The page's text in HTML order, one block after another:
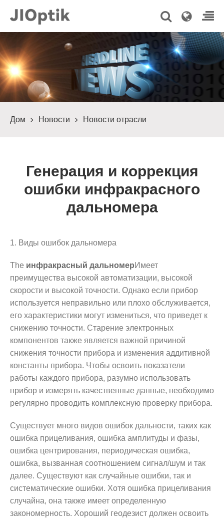
Дом Новости Новости отрасли
Генерация и коррекция
ошибки инфракрасного
дальномера
1. Виды ошибок дальномера
The инфракрасный дальномерИмеет
преимущества высокой автоматизации, высокой
скорости и высокой точности. Однако если прибор
используется неправильно или плохо обслуживается,
его характеристики могут измениться, что приведет к
снижению точности. Старение электронных
компонентов также является важной причиной
снижения точности прибора и изменения аддитивной
константы прибора. Чтобы освоить показатели
работы каждого прибора, разумно использовать
прибор и измерять качественные данные, необходимо
регулярно проводить комплексную проверку прибора.
Существует много видов ошибок дальности, таких как
ошибка прицеливания, ошибка амплитуды и фазы,
ошибка центрирования, периодическая ошибка,
ошибка, вызванная соотношением сигнал/шум и так
далее. Существуют как случайные ошибки, так и
систематические ошибки. Хотя ошибка прицеливания
случайна, она также имеет определенную
закономерность. Хороший геодезист должен освоить